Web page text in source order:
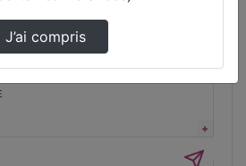
J’ai compris